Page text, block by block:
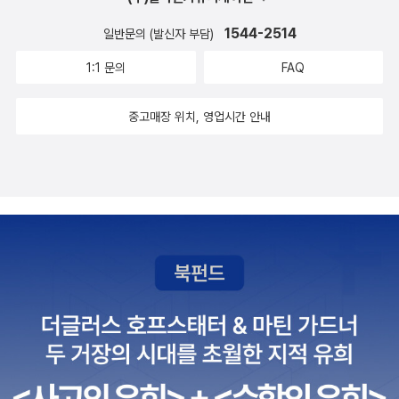
일반문의 (발신자 부담) 1544-2514
1:1 문의 FAQ
중고매장 위치, 영업시간 안내